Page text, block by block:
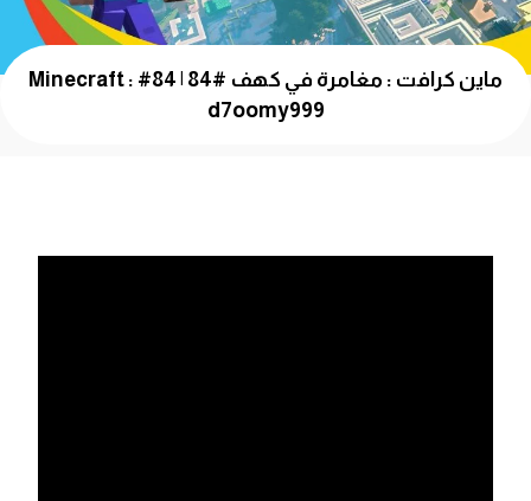
ماين كرافت : مغامرة في كهف #84 | 84# Minecraft :
d7oomy999